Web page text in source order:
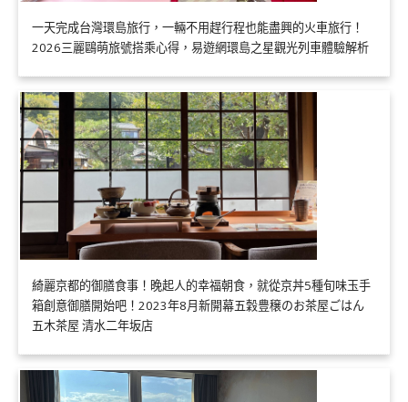
一天完成台灣環島旅行，一輛不用趕行程也能盡興的火車旅行！
2026三麗鷗萌旅號搭乘心得，易遊網環島之星觀光列車體驗解析
綺麗京都的御膳食事！晚起人的幸福朝食，就從京丼5種旬味玉手
箱創意御膳開始吧！2023年8月新開幕五穀豊穣のお茶屋ごはん
五木茶屋 清水二年坂店